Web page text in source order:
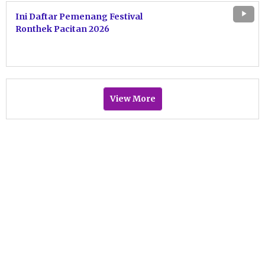
Ini Daftar Pemenang Festival
Ronthek Pacitan 2026
View More